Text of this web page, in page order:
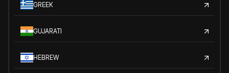
GREEK
GUJARATI
HEBREW